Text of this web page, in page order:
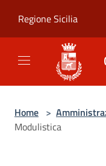
Regione Sicilia
Home >
Modulistica